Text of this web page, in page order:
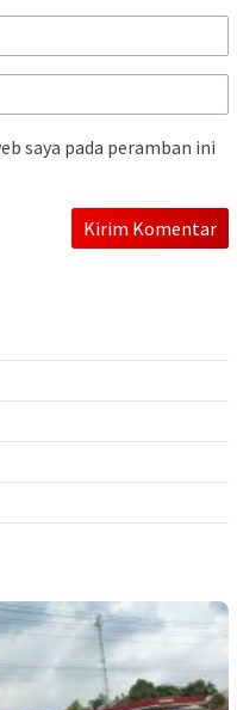
saya pada peramban ini